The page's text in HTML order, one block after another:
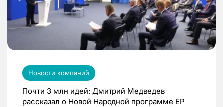
Новости компаний
Почти 3 млн идей: Дмитрий Медведев
рассказал о Новой Народной программе ЕР